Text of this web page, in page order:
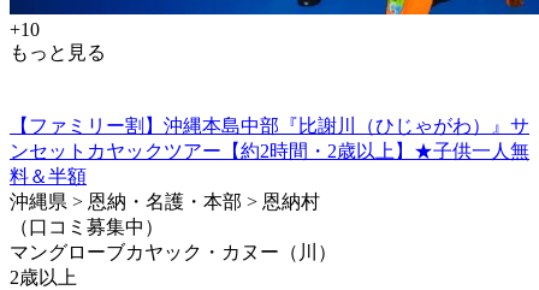
+10
もっと見る
【ファミリー割】沖縄本島中部『比謝川（ひじゃがわ）』サ
ンセットカヤックツアー【約2時間・2歳以上】★子供一人無
料＆半額
沖縄県 > 恩納・名護・本部 > 恩納村
（口コミ募集中）
マングローブカヤック・カヌー（川）
2歳以上